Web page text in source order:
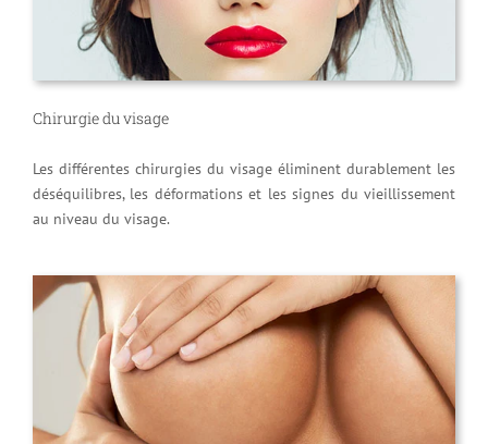
Chirurgie du visage
Les différentes chirurgies du visage éliminent durablement les
déséquilibres, les déformations et les signes du vieillissement
au niveau du visage.